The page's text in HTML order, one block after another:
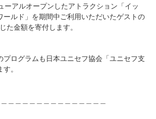
ーアルオープンしたアトラクション「イッ
ールド」を期間中ご利用いただいたゲストの
た金額を寄付します。
プログラムも日本ユニセフ協会「ユニセフ支
。